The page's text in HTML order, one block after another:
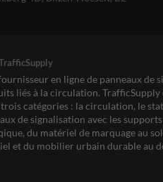
en ligne de panneaux de
liés à la circulation.
catégories : la circulation, le
de signalisation avec les
du matériel de marquage au
et du mobilier urbain durable au